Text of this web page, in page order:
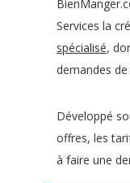
Services la
spécialisé,
demandes
Développé
offres, les
à faire une